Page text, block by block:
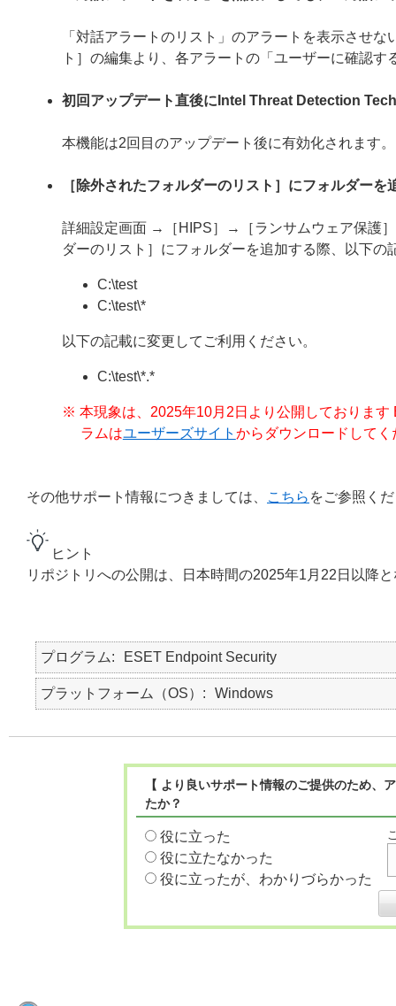
「対話アラートのリスト」のアラートを表示させ
ト］の編集より、各アラートの「ユーザーに確認
初回アップデート直後にIntel Threat Detection
本機能は2回目のアップデート後に有効化されます。
［除外されたフォルダーのリスト］にフォルダー
詳細設定画面 →［HIPS］→［ランサムウェア保護
ダーのリスト］にフォルダーを追加する際、以下の
C:\test
C:\test\*
以下の記載に変更してご利用ください。
C:\test\*.*
※ 本現象は、2025年10月2日より公開しておりま
ラムはユーザーズサイト からダウンロードしてく
その他サポート情報につきましては、 こちら をご参照く
ヒント
リポジトリへの公開は、日本時間の2025年1月22日以降
プログラム ESET Endpoint Security
プラットフォーム（OS） Windows
【 より良いサポート情報のご提供のため
たか？
役に立った
役に立たなかった
役に立ったが、わかりづらかった